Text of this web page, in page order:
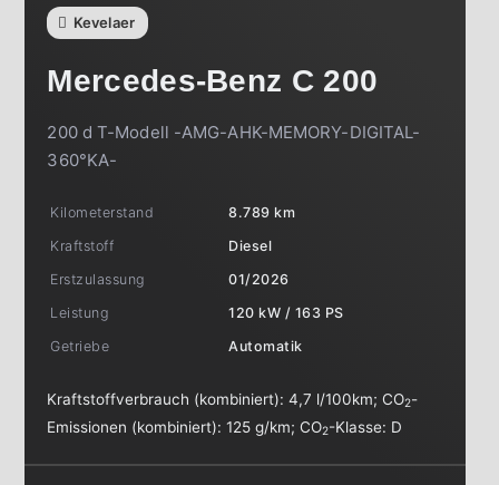
Kevelaer
Mercedes-Benz C 200
200 d T-Modell -AMG-AHK-MEMORY-DIGITAL-
360°KA-
Kilometerstand
8.789 km
Kraftstoff
Diesel
Erstzulassung
01/2026
Leistung
120 kW / 163 PS
Getriebe
Automatik
Kraftstoffverbrauch (kombiniert):4,7 l/100km;CO2-
Emissionen (kombiniert):125 g/km;CO2-Klasse: D